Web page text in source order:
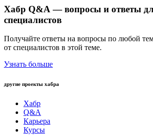
Хабр Q&A — вопросы и ответы
специалистов
Получайте ответы на вопросы по любой
от специалистов в этой теме.
Узнать больше
другие проекты хабра
Хабр
Q&A
Карьера
Курсы